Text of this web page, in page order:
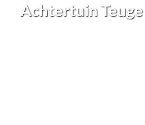
Achtertuin Teuge